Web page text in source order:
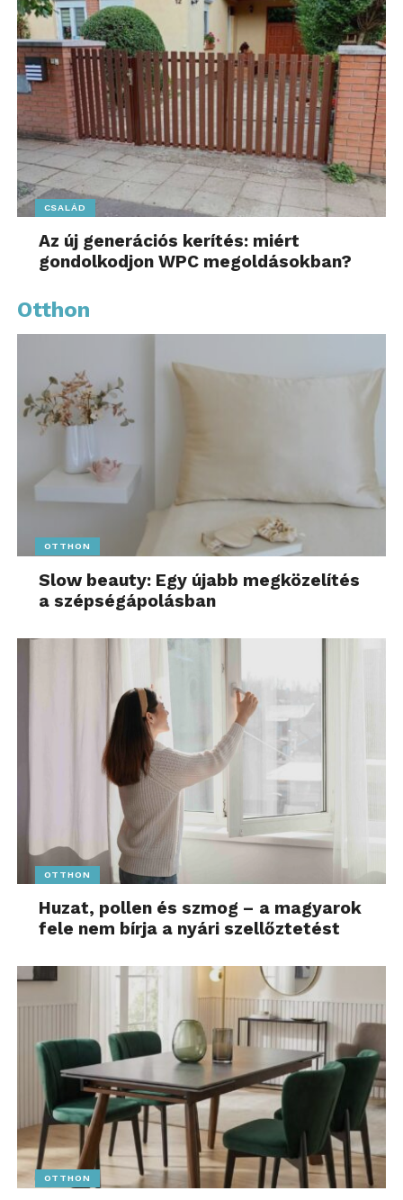
CSALÁD
Az új generációs kerítés: miért
gondolkodjon WPC megoldásokban?
Otthon
OTTHON
Slow beauty: Egy újabb megközelítés
a szépségápolásban
OTTHON
Huzat, pollen és szmog – a magyarok
fele nem bírja a nyári szellőztetést
OTTHON